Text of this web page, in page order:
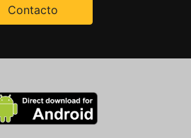
Contacto